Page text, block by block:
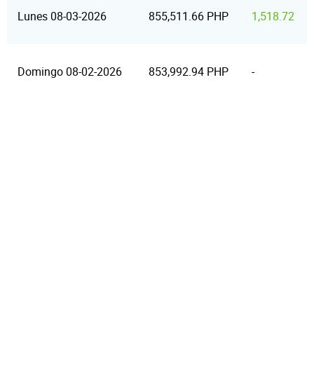
Lunes 08-03-2026 855,511.66 PHP 1,518.72
Domingo 08-02-2026 853,992.94 PHP -